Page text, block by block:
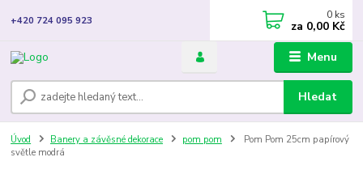
Menu
Hledat
+420 724 095 923 0 ks
za 0,00 Kč
Úvod Banery a závěsné dekorace pom pom
Pom Pom 25cm papírový
světle modrá